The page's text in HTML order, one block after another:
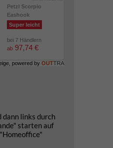
Petzl Scorpio
Eashook
Super leicht
bei 7 Händlern
ab 97,74 €
powered by OUTTRA
dann links durch
starten auf